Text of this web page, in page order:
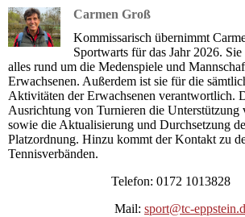
Carmen Groß
Kommissarisch übernimmt
Sportwarts für das Jahr 2026.
alles rund um die Medenspiele und
Erwachsenen. Außerdem ist sie für die
Aktivitäten der Erwachsenen verantwortlich.
Ausrichtung von Turnieren die Unterstützung
sowie die Aktualisierung und Durchsetzung
Platzordnung. Hinzu kommt der Kontakt zu
Tennisverbänden.
Telefon: 0172 1013828
Mail: sport@tc-